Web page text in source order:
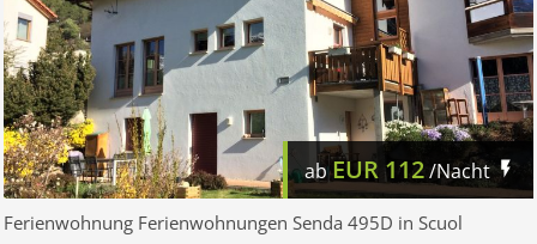
abEUR112/Nacht
Ferienwohnung Ferienwohnungen Senda 495D in Scuol